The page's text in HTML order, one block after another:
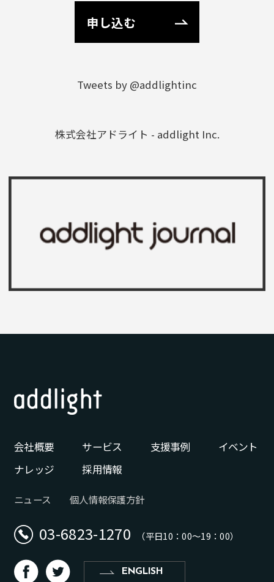
申し込む
Tweets by @addlightinc
株式会社アドライト - addlight Inc.
会社概要 サービス 支援事例
イベント
ナレッジ
採用情報
ニュース 個人情報保護方針
03-6823-1270 （平日10：00〜19：00）
d b ENGLISH